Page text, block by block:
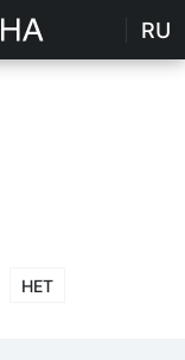
RU
НЕТ